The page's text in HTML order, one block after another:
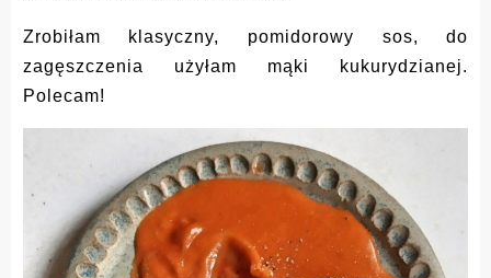
Zrobiłam klasyczny, pomidorowy sos, do
zagęszczenia użyłam mąki kukurydzianej.
Polecam!